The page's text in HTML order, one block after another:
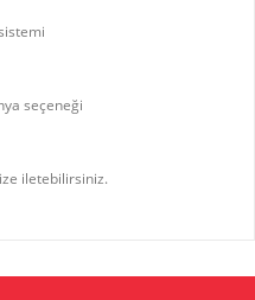
seçeneği
iletebilirsiniz.